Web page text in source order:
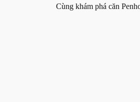
Cùng khám phá căn